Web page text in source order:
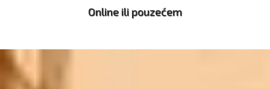
Online ili pouzećem